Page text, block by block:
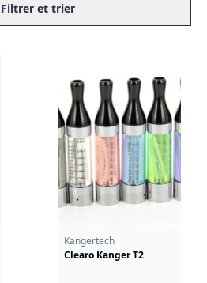
Filtrer et trier
Kangertech
Clearo Kanger T2